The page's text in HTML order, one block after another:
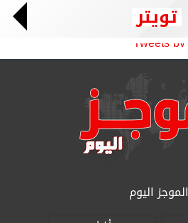
تويتر
Tweets by
الموجز اليوم